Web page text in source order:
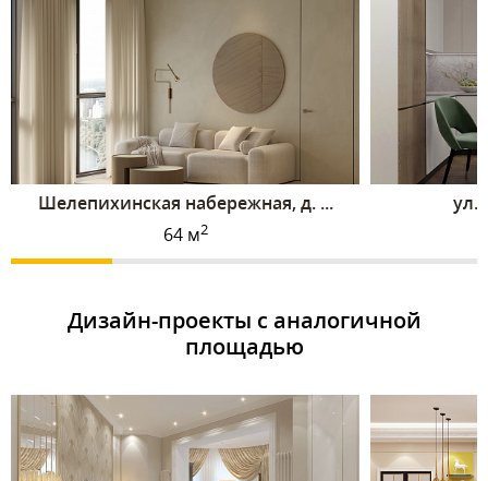
Шелепихинская набережная, д. ...
64 м2
ул.
Дизайн-проекты с аналогичной
площадью